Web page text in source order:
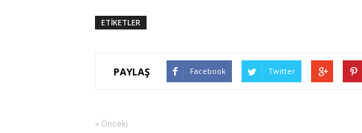
ETİKETLER
PAYLAŞ Facebook Twitter
« Önceki